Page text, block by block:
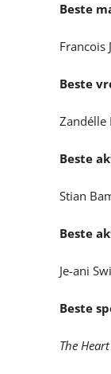
Beste
Francois
Beste
Zandélle
Beste
Stian
Beste
Je-ani
Beste
The